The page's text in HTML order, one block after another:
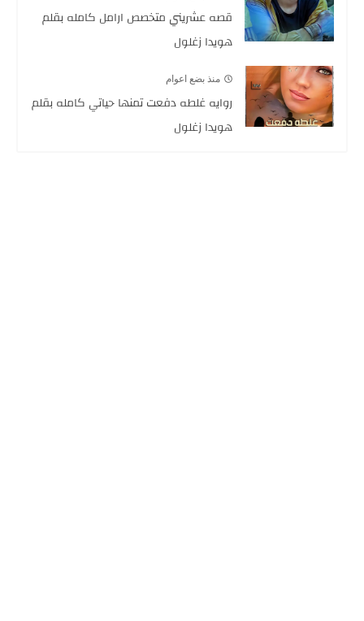
قصه عشريني متخصص ارامل كامله بقلم
هويدا زغلول
منذ بضع اعوام
روايه غلطه دفعت تمنها حياتي كامله بقلم
هويدا زغلول